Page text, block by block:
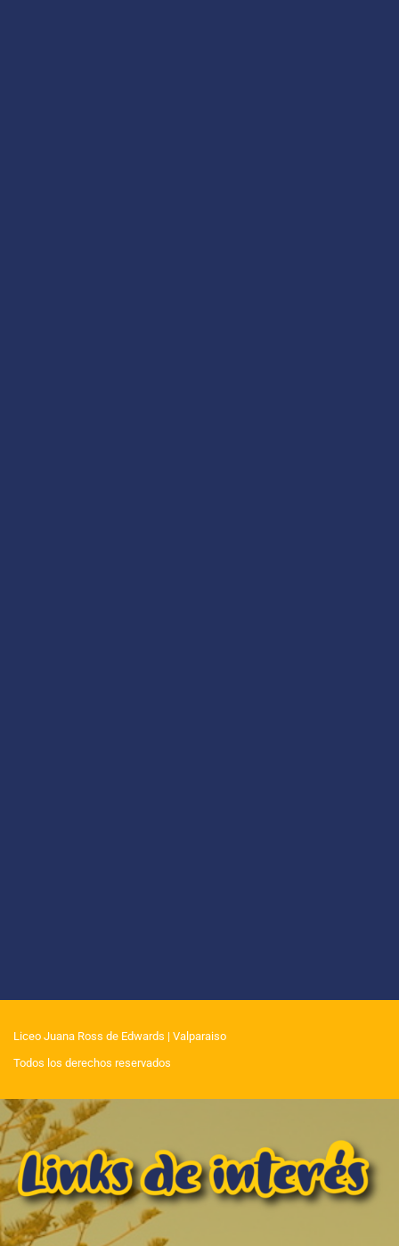
Liceo Juana Ross de Edwards | Valparaiso
Todos los derechos reservados